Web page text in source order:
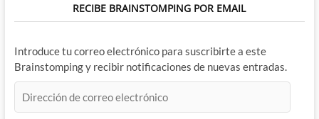
RECIBE BRAINSTOMPING POR EMAIL
Introduce tu correo electrónico para suscribirte a este
Brainstomping y recibir notificaciones de nuevas entradas.
de